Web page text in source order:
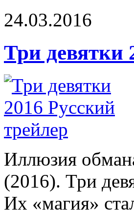
24.03.2016
Три девятки
Иллюзия
(2016). Три
Их «магия»